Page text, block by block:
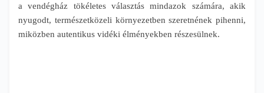
a vendégház tökéletes választás mindazok számára, akik
nyugodt, természetközeli környezetben szeretnének pihenni,
miközben autentikus vidéki élményekben részesülnek.